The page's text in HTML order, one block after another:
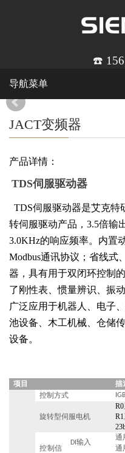
☎️ 156
导航菜单
JACT变频器
产品详情：
TDS伺服驱动器
TDS伺服驱动器是艾克特
转伺服驱动产品，3.5倍输
3.0KHz的响应频率。内置
Modbus通讯协议；省线式
器，具有用于双闭环控制
了刚性表、惯量辨识、振
广泛应用于机器人、电子
池设备、木工机械、仓储
设备。
项目 描
控制方式
旋转型伺服电机
R0
R1
控制信
DI 输入
通
通